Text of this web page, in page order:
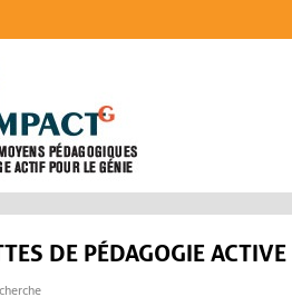
DE PÉDAGOGIE ACTIVE